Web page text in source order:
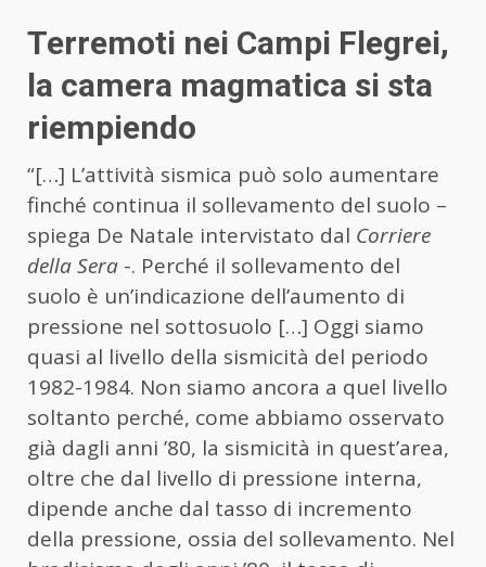
Terremoti nei Campi Flegrei,
la camera magmatica si sta
riempiendo
“[…] L’attività sismica può solo aumentare
finché continua il sollevamento del suolo –
spiega De Natale intervistato dal Corriere
della Sera -. Perché il sollevamento del
suolo è un’indicazione dell’aumento di
pressione nel sottosuolo […] Oggi siamo
quasi al livello della sismicità del periodo
1982-1984. Non siamo ancora a quel livello
soltanto perché, come abbiamo osservato
già dagli anni ’80, la sismicità in quest’area,
oltre che dal livello di pressione interna,
dipende anche dal tasso di incremento
della pressione, ossia del sollevamento. Nel